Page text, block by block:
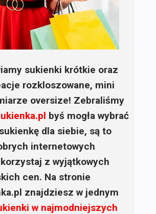
sukienki krótkie oraz
rozkloszowane, mini
oversize! Zebraliśmy
byś mogła wybrać
dla siebie, są to
internetowych
z wyjątkowych
cen. Na stronie
znajdziesz w jednym
w najmodniejszych